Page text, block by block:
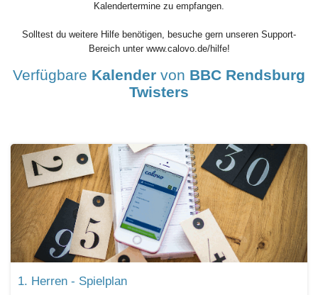
Kalendertermine zu empfangen.
Solltest du weitere Hilfe benötigen, besuche gern unseren Support-
Bereich unter www.calovo.de/hilfe!
Verfügbare Kalender von BBC Rendsburg
Twisters
1. Herren - Spielplan